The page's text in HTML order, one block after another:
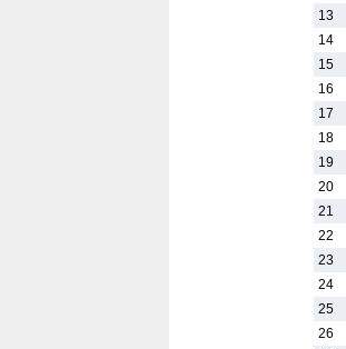
13
14
15
16
17
18
19
20
21
22
23
24
25
26